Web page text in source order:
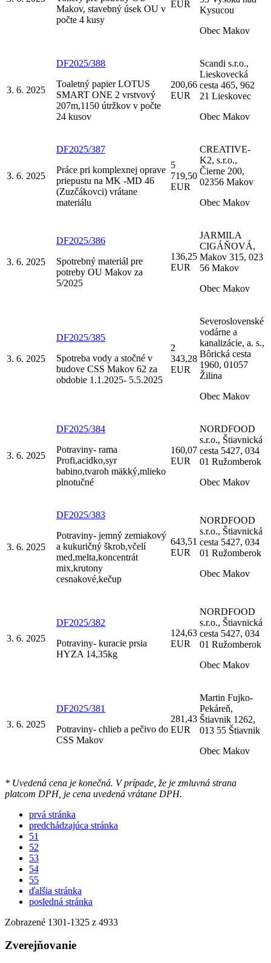
Makov, stavebný úsek OU v
počte 4 kusy
EUR
Kysucou
Obec Makov
3. 6. 2025
DF2025/388
Toaletný papier LOTUS
SMART ONE 2 vrstvový
207m,1150 útržkov v počte
24 kusov
200,66
EUR
Scandi s.r.o.,
Lieskovecká
cesta 465, 962
21 Lieskovec
Obec Makov
3. 6. 2025
DF2025/387
Práce pri komplexnej oprave
priepustu na MK -MD 46
(Zuzčákovci) vrátane
materiálu
5
719,50
EUR
CREATIVE-
K2, s.r.o.,
Čierne 200,
02356 Makov
Obec Makov
3. 6. 2025
DF2025/386
Spotrebný materiál pre
potreby OU Makov za
5/2025
136,25
EUR
JARMILA
CIGÁŇOVÁ,
Makov 315, 023
56 Makov
Obec Makov
3. 6. 2025
DF2025/385
Spotreba vody a stočné v
budove CSS Makov 62 za
obdobie 1.1.2025- 5.5.2025
2
343,28
EUR
Severoslovenské
vodárne a
kanalizácie, a. s.,
Bôrická cesta
1960, 01057
Žilina
Obec Makov
3. 6. 2025
DF2025/384
Potraviny- rama
Profi,acidko,syr
babino,tvaroh mäkký,mlieko
plnotučné
160,07
EUR
NORDFOOD
s.r.o., Štiavnická
cesta 5427, 034
01 Ružomberok
Obec Makov
3. 6. 2025
DF2025/383
Potraviny- jemný zemiakový
a kukuričný škrob,včelí
med,melta,koncentrát
mix,krutony
cesnakové,kečup
643,51
EUR
NORDFOOD
s.r.o., Štiavnická
cesta 5427, 034
01 Ružomberok
Obec Makov
3. 6. 2025
DF2025/382
Potraviny- kuracie prsia
HYZA 14,35kg
124,63
EUR
NORDFOOD
s.r.o., Štiavnická
cesta 5427, 034
01 Ružomberok
Obec Makov
3. 6. 2025
DF2025/381
Potraviny- chlieb a pečivo do
CSS Makov
281,43
EUR
Martin Fujko-
Pekáreň,
Štiavnik 1262,
013 55 Štiavnik
Obec Makov
* Uvedená cena je konečná. V prípade, že je zmluvná strana
platcom DPH, je cena uvedená vrátane DPH.
prvá stránka
predchádzajúca stránka
51
52
53
54
55
ďalšia stránka
posledná stránka
Zobrazené 1301-1325 z 4933
Zverejňovanie